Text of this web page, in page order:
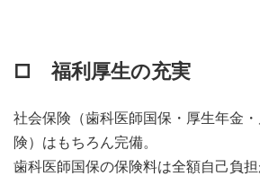
□ 福利厚生の充実
社会保険（歯科医師国保・厚生年金
険）はもちろん完備。
歯科医師国保の保険料は全額自己負